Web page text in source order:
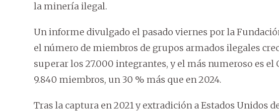
la minería ilegal.
Un informe divulgado el pasado viernes por la
el número de miembros de grupos armados ilegales
superar los 27.000 integrantes, y el más numeroso es el
9.840 miembros, un 30 % más que en 2024.
Tras la captura en 2021 y extradición a Estados Unidos